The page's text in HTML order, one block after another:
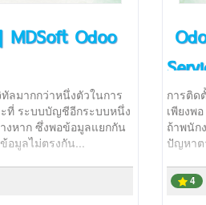
MDSoft Odoo
ลมากกว่าหนึ่งตัวในการ
ที่ ระบบบัญชีอีกระบบหนึ่ง
งหาก ซึ่งพอข้อมูลแยกกัน
อมูลไม่ตรงกัน...
การติด
เพียงพ
ถ้าพนัก
ปัญหาต
4